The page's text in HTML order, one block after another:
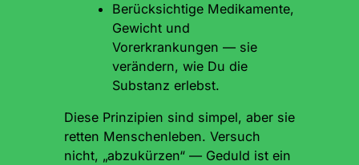
Berücksichtige Medikamente,
Gewicht und
Vorerkrankungen — sie
verändern, wie Du die
Substanz erlebst.
Diese Prinzipien sind simpel, aber sie
retten Menschenleben. Versuch
nicht, „abzukürzen“ — Geduld ist ein